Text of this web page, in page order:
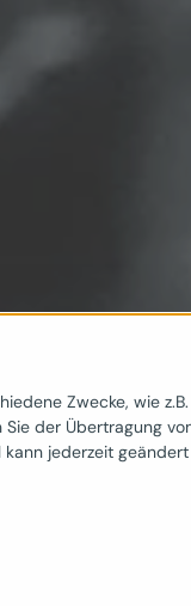
Zwecke, wie
der Übertragung
jederzeit